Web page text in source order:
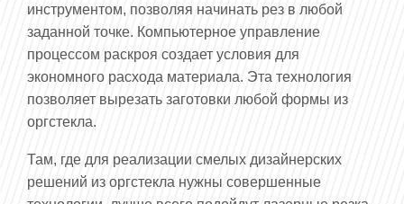
инструментом, позволяя начинать рез в любой
заданной точке. Компьютерное управление
процессом раскроя создает условия для
экономного расхода материала. Эта технология
позволяет вырезать заготовки любой формы из
оргстекла.
Там, где для реализации смелых дизайнерских
решений из оргстекла нужны совершенные